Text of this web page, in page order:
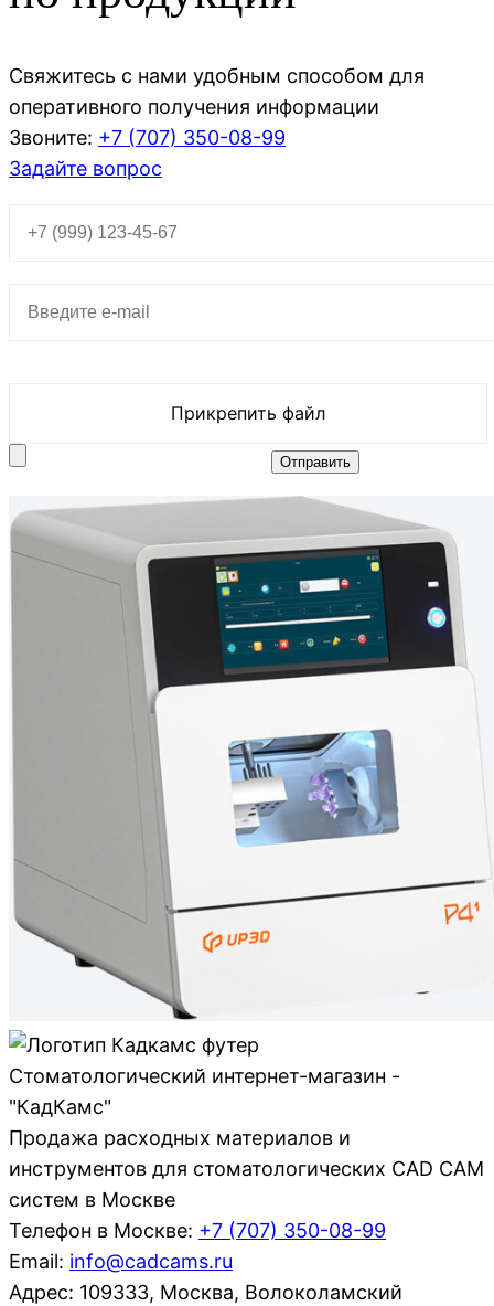
Свяжитесь с нами удобным способом для
оперативного получения информации
Звоните: +7 (707) 350-08-99
Задайте вопрос
Прикрепить файл
Стоматологический интернет-магазин -
"КадКамс"
Продажа расходных материалов и
инструментов для стоматологических CAD CAM
систем в Москве
Телефон в Москве: +7 (707) 350-08-99
Email: info@cadcams.ru
Адрес: 109333, Москва, Волоколамский